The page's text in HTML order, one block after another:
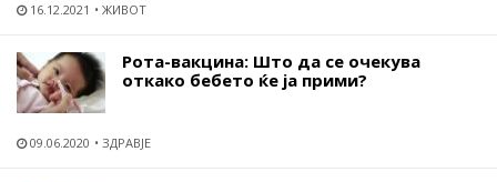
16.12.2021 ЖИВОТ
Рота-вакцина: Што да се очекува
откако бебето ќе ја прими?
09.06.2020 ЗДРАВЈЕ